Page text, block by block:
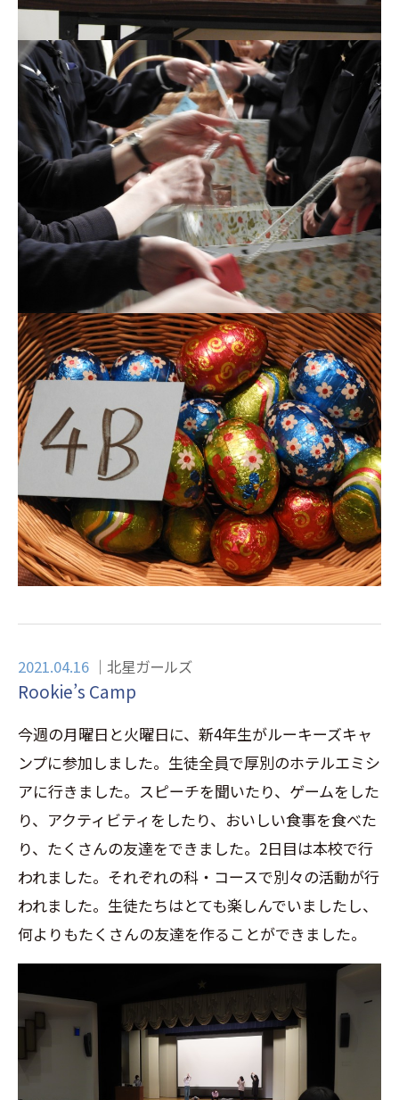
2021.04.16 北星ガールズ
Rookie’s Camp
今週の月曜日と火曜日に、新4年生がルーキーズキャ
ンプに参加しました。生徒全員で厚別のホテルエミシ
アに行きました。スピーチを聞いたり、ゲームをした
り、アクティビティをしたり、おいしい食事を食べた
り、たくさんの友達をできました。2日目は本校で行
われました。それぞれの科・コースで別々の活動が行
われました。生徒たちはとても楽しんでいましたし、
何よりもたくさんの友達を作ることができました。